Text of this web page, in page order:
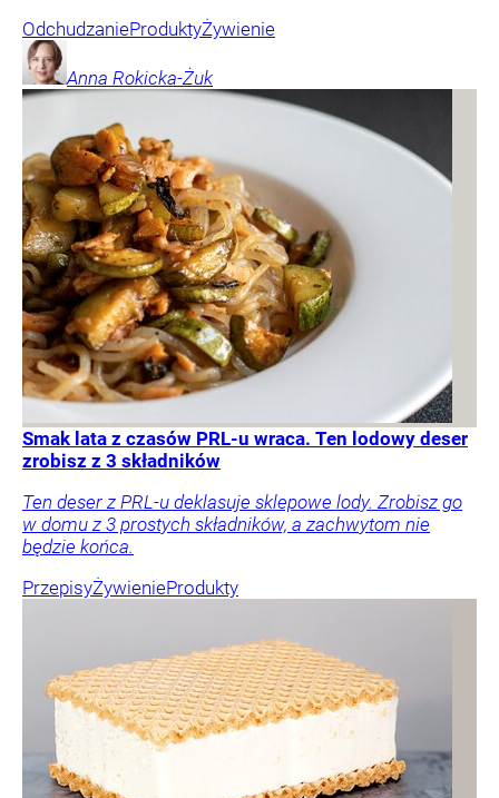
OdchudzanieProduktyŻywienie
Anna Rokicka-Żuk
Smak lata z czasów PRL-u wraca. Ten lodowy deser
zrobisz z 3 składników
Ten deser z PRL-u deklasuje sklepowe lody. Zrobisz go
w domu z 3 prostych składników, a zachwytom nie
będzie końca.
PrzepisyŻywienieProdukty